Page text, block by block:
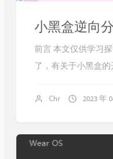
小黑盒逆向
前言 本文仅供学习
了，有关于小黑盒
Chr 2023 年